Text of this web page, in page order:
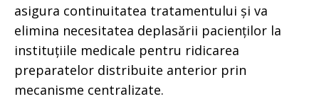
asigura continuitatea tratamentului și va
elimina necesitatea deplasării pacienților la
instituțiile medicale pentru ridicarea
preparatelor distribuite anterior prin
mecanisme centralizate.